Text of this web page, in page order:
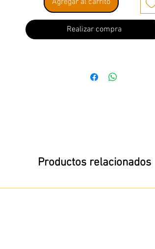
Agregar al carrito
Realizar compra
Productos relacionados